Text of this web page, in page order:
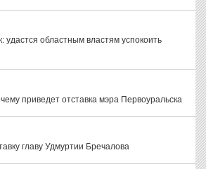
удастся областным властям успокоить
приведет отставка мэра Первоуральска
главу Удмуртии Бречалова